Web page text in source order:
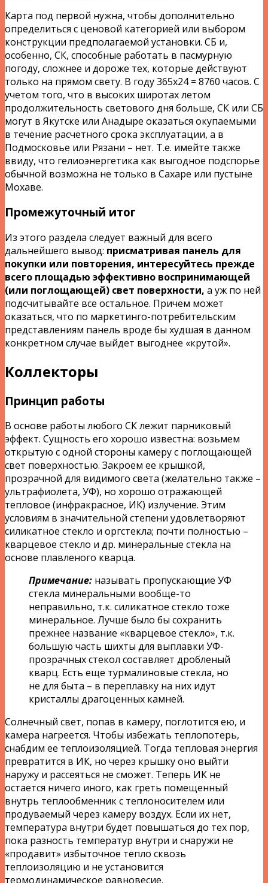
Карта под первой нужна, чтобы дополнительно
определиться с ценовой категорией или выбором
конструкции предполагаемой установки. СБ и,
особенно, СК, способные работать в пасмурную
погоду, сложнее и дороже тех, которые действуют
только на прямом свету. В году 365х24 = 8760 часов. С
учетом того, что в высоких широтах летом
продолжительность светового дня больше, СК или СБ
могут в Якутске или Анадыре оказаться окупаемыми
в течение расчетного срока эксплуатации, а в
Подмосковье или Рязани – нет. Т.е. имейте также
ввиду, что гелиоэнергетика как выгодное подспорье
обычной возможна не только в Сахаре или пустыне
Мохаве.
Промежуточный итог
Из этого раздела следует важный для всего
дальнейшего вывод: присматривая панель для
покупки или повторения, интересуйтесь прежде
всего площадью эффективно воспринимающей
(или поглощающей) свет поверхности, а уж по ней
подсчитывайте все остальное. Причем может
оказаться, что по маркетинго-потребительским
представлениям панель вроде бы худшая в данном
конкретном случае выйдет выгоднее «крутой».
Коллекторы
Принцип работы
В основе работы любого СК лежит парниковый
эффект. Сущность его хорошо известна: возьмем
открытую с одной стороны камеру с поглощающей
свет поверхностью. Закроем ее крышкой,
прозрачной для видимого света (желательно также –
ультрафиолета, УФ), но хорошо отражающей
тепловое (инфракрасное, ИК) излучение. Этим
условиям в значительной степени удовлетворяют
силикатное стекло и оргстекла; почти полностью –
кварцевое стекло и др. минеральные стекла на
основе плавленого кварца.
Примечание: называть пропускающие УФ
стекла минеральными вообще-то
неправильно, т.к. силикатное стекло тоже
минеральное. Лучше было бы сохранить
прежнее название «кварцевое стекло», т.к.
большую часть шихты для выплавки УФ-
прозрачных стекол составляет дробленый
кварц. Есть еще турмалиновые стекла, но
не для быта – в переплавку на них идут
кристаллы драгоценных камней.
Солнечный свет, попав в камеру, поглотится ею, и
камера нагреется. Чтобы избежать теплопотерь,
снабдим ее теплоизоляцией. Тогда тепловая энергия
превратится в ИК, но через крышку оно выйти
наружу и рассеяться не сможет. Теперь ИК не
остается ничего иного, как греть помещенный
внутрь теплообменник с теплоносителем или
продуваемый через камеру воздух. Если их нет,
температура внутри будет повышаться до тех пор,
пока разность температур внутри и снаружи не
«продавит» избыточное тепло сквозь
теплоизоляцию и не установится
термодинамическое равновесие.